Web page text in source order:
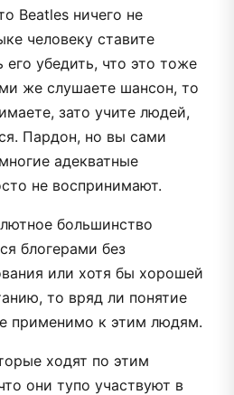
Beatles ничего не
человеку ставите
убедить, что это тоже
же слушаете шансон, то
зато учите людей,
Пардон, но вы сами
адекватные
не воспринимают.
большинство
блогерами без
или хотя бы хорошей
то вряд ли понятие
применимо к этим людям.
ходят по этим
они тупо участвуют в